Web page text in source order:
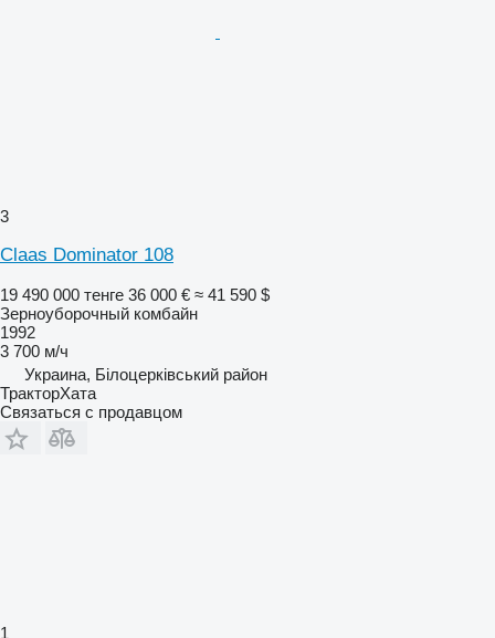
3
Claas Dominator 108
19 490 000 тенге 36 000 € ≈ 41 590 $
Зерноуборочный комбайн
1992
3 700 м/ч
Украина, Білоцерківський район
ТракторХата
Связаться с продавцом
1